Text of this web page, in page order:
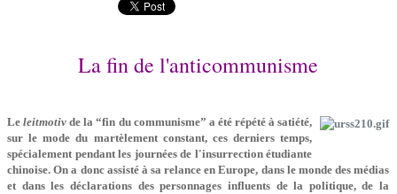
La fin de l'anticommunisme
Leleitmotiv de la “fin du communisme” a été répété à satiété,
sur le mode du martèlement constant, ces derniers temps,
spécialement pendant les journées de l'insurrection étudiante
chinoise. On a donc assisté à sa relance en Europe, dans le monde des médias
et dans les déclarations des personnages influents de la politique, de la